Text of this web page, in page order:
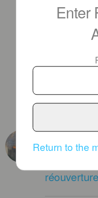
VENDREDI 22
Notre
réouverture
Enter
Return to the